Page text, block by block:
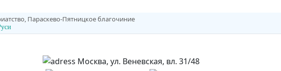
Параскево-Пятницкое благочиние
Москва, ул. Веневская, вл. 31/48